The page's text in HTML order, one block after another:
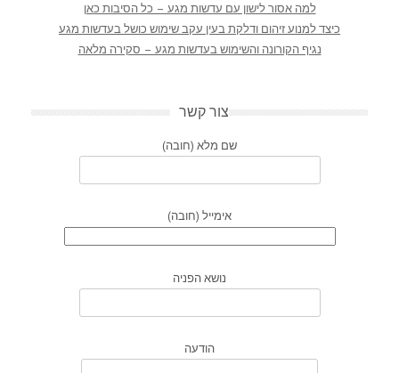
למה אסור לישון עם עדשות מגע – כל הסיבות כאן
כיצד למנוע זיהום ודלקת בעין עקב שימוש כושל בעדשות מגע
נגיף הקורונה והשימוש בעדשות מגע – סקירה מלאה
צור קשר
שם מלא (חובה)
אימייל (חובה)
נושא הפניה
הודעה